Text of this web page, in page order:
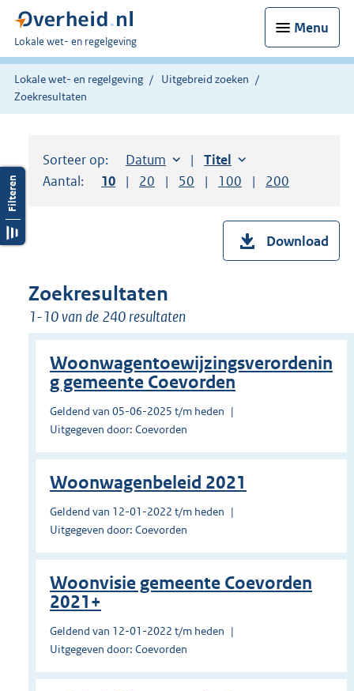
Menu
U
bent
hier:
Lokale wet- en regelgeving
Lokale wet- en regelgeving
Uitgebreid zoeken
Zoekresultaten
Sorteer op: Sorteer op:
Datum aflopendSorteer op:
Titel oplopend
Aantal:
Toon
10 resultaten per pagina
Toon
20 resultaten per pagina
Toon
50 resultaten per pagina
Toon
100 resultaten per
Toon
200
Download
Zoekresultaten
1-10 van de 240 resultaten
Woonwagentoewijzingsverordenin
g gemeente Coevorden
Geldend van 05-06-2025 t/m heden
Uitgegeven door: Coevorden
Woonwagenbeleid 2021
Geldend van 12-01-2022 t/m heden
Uitgegeven door: Coevorden
Woonvisie gemeente Coevorden
2021+
Geldend van 12-01-2022 t/m heden
Uitgegeven door: Coevorden